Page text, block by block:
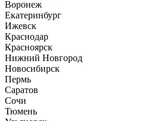
Воронеж
Екатеринбург
Ижевск
Краснодар
Красноярск
Нижний Новгород
Новосибирск
Пермь
Саратов
Сочи
Тюмень